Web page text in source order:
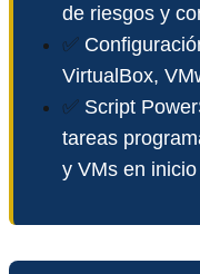
de riesgos y
✅
VirtualBox,
✅ Script
tareas
y VMs en